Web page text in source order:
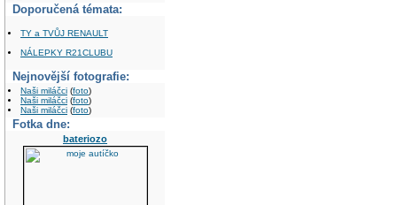
Doporučená témata:
TY a TVŮJ RENAULT
NÁLEPKY R21CLUBU
Nejnovější fotografie:
Naši miláčci (foto)
Naši miláčci (foto)
Naši miláčci (foto)
Fotka dne:
bateriozo